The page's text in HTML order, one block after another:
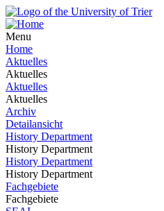
Menu
Home
Aktuelles
Aktuelles
Aktuelles
Aktuelles
Archiv
Detailansicht
History Department
History Department
History Department
History Department
Fachgebiete
Fachgebiete